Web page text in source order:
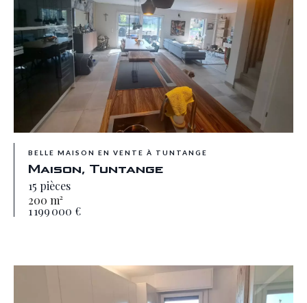
BELLE MAISON EN VENTE À TUNTANGE
Maison, Tuntange
15 pièces
200 m²
1 199 000 €